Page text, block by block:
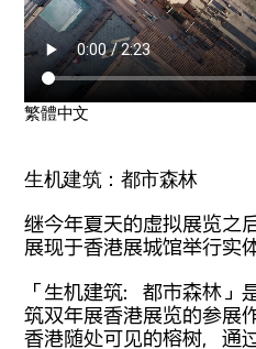
繁體中文
生机建筑：都市森林
继今年夏天的虚拟展览之
展现于香港展城馆举行实
「生机建筑：都市森林」
筑双年展香港展览的参展
香港随处可见的榕树，通